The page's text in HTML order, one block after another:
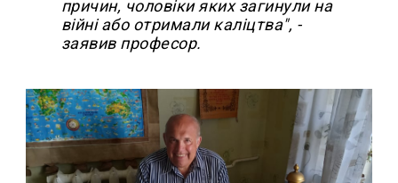
причин, чоловіки яких загинули на
війні або отримали каліцтва", -
заявив професор.